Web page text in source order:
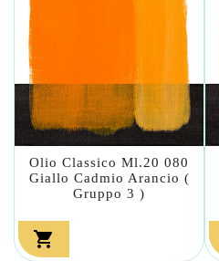
Olio Classico Ml.20 080
Giallo Cadmio Arancio (
Gruppo 3 )
